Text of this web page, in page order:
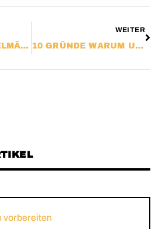
WARUM DIE REGELMÄSSIGE WARTUNG IHRER WEBSEITE UNVERZICHTBAR IST
WEITER
10 GRÜNDE WARUM UNTERNEHMEN INSTAGRAM NUTZEN SOLLTEN